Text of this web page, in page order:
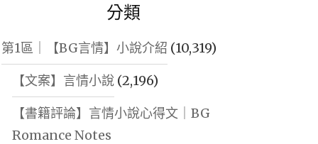
分類
第1區｜【BG言情】小說介紹 (10,319)
【文案】言情小說(2,196)
【書籍評論】言情小說心得文｜BG
Romance Notes